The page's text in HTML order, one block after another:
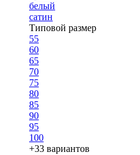
белый
сатин
Типовой размер
55
60
65
70
75
80
85
90
95
100
+33 вариантов